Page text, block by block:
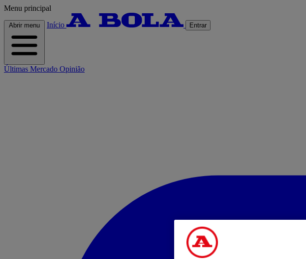
Menu principal
Abrir menu Início Entrar
Últimas Mercado Opinião